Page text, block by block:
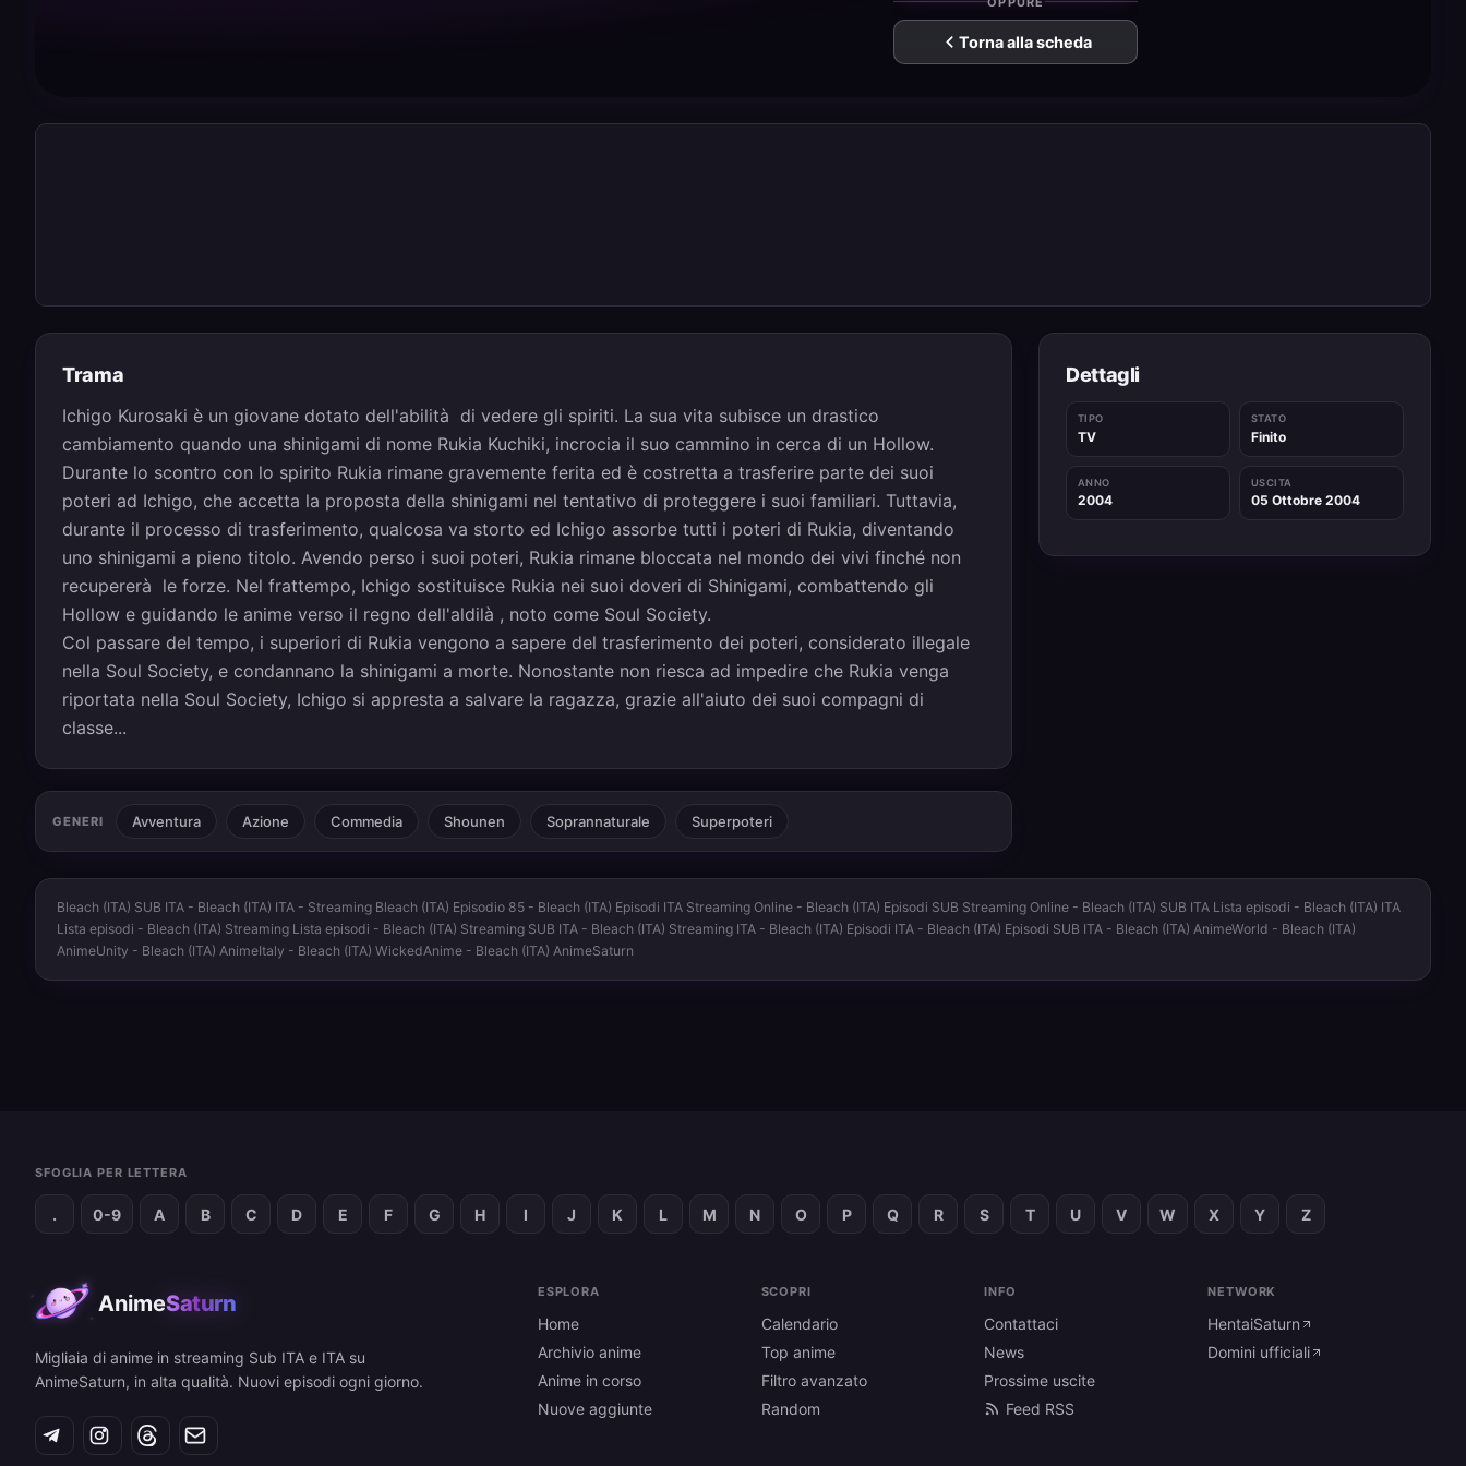
Torna alla scheda
Trama
Ichigo Kurosaki è un giovane dotato dell'abilità di vedere gli spiriti. La sua vita subisce un drastico
cambiamento quando una shinigami di nome Rukia Kuchiki, incrocia il suo cammino in cerca di un Hollow.
Durante lo scontro con lo spirito Rukia rimane gravemente ferita ed è costretta a trasferire parte dei suoi
poteri ad Ichigo, che accetta la proposta della shinigami nel tentativo di proteggere i suoi familiari. Tuttavia,
durante il processo di trasferimento, qualcosa va storto ed Ichigo assorbe tutti i poteri di Rukia, diventando
uno shinigami a pieno titolo. Avendo perso i suoi poteri, Rukia rimane bloccata nel mondo dei vivi finché non
recupererà le forze. Nel frattempo, Ichigo sostituisce Rukia nei suoi doveri di Shinigami, combattendo gli
Hollow e guidando le anime verso il regno dell'aldilà , noto come Soul Society.
Col passare del tempo, i superiori di Rukia vengono a sapere del trasferimento dei poteri, considerato illegale
nella Soul Society, e condannano la shinigami a morte. Nonostante non riesca ad impedire che Rukia venga
riportata nella Soul Society, Ichigo si appresta a salvare la ragazza, grazie all'aiuto dei suoi compagni di
classe...
GENERI Avventura Azione Commedia Shounen Soprannaturale Superpoteri
Dettagli
TIPO
TV
STATO
Finito
ANNO
2004
USCITA
05 Ottobre 2004
Bleach (ITA) SUB ITA - Bleach (ITA) ITA - Streaming Bleach (ITA) Episodio 85 - Bleach (ITA) Episodi ITA Streaming Online - Bleach (ITA) Episodi SUB Streaming Online - Bleach (ITA) SUB ITA Lista episodi - Bleach (ITA) ITA
Lista episodi - Bleach (ITA) Streaming Lista episodi - Bleach (ITA) Streaming SUB ITA - Bleach (ITA) Streaming ITA - Bleach (ITA) Episodi ITA - Bleach (ITA) Episodi SUB ITA - Bleach (ITA) AnimeWorld - Bleach (ITA)
AnimeUnity - Bleach (ITA) AnimeItaly - Bleach (ITA) WickedAnime - Bleach (ITA) AnimeSaturn
SFOGLIA PER LETTERA
. 0-9 A B C D E F G H I J K L M N O P Q R S T U V W X Y Z
AnimeSaturn
Migliaia di anime in streaming Sub ITA e ITA su
AnimeSaturn, in alta qualità. Nuovi episodi ogni giorno.
ESPLORA
Home
Archivio anime
Anime in corso
Nuove aggiunte
SCOPRI
Calendario
Top anime
Filtro avanzato
Random
INFO
Contattaci
News
Prossime uscite
Feed RSS
NETWORK
HentaiSaturn
Domini ufficiali